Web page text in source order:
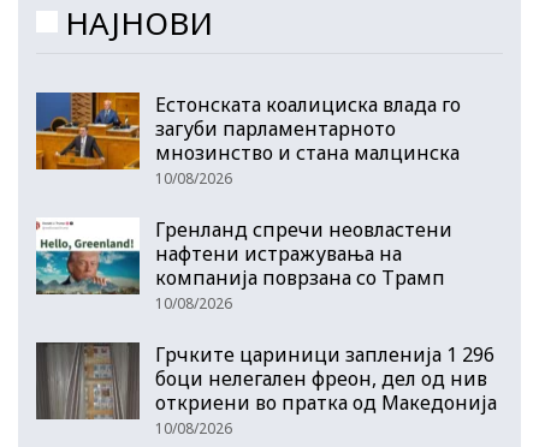
НАЈНОВИ
Естонската коалициска влада го
загуби парламентарното
мнозинство и стана малцинска
10/08/2026
Гренланд спречи неовластени
нафтени истражувања на
компанија поврзана со Трамп
10/08/2026
Грчките цариници запленија 1 296
боци нелегален фреон, дел од нив
откриени во пратка од Македонија
10/08/2026